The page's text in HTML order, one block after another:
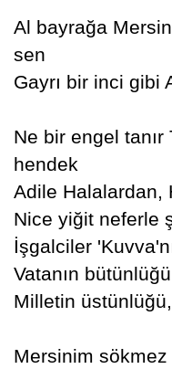
Al bayrağa
sen
Gayrı bir inci gibi
Ne bir engel
hendek
Adile Halalardan,
Nice yiğit neferle
İşgalciler
Vatanın
Milletin
Mersinim